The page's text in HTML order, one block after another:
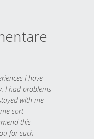
I have
I had problems
with me
sort
this
for such